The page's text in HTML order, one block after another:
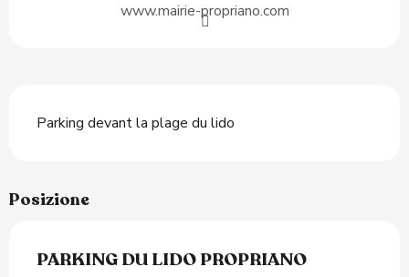
www.mairie-propriano.com
Parking devant la plage du lido
Posizione
PARKING DU LIDO PROPRIANO